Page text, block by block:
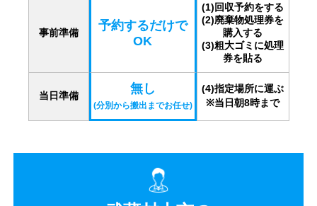
事前準備
予約するだけで
OK
(1)回収予約をする
(2)廃棄物処理券を
購入する
(3)粗大ゴミに処理
券を貼る
当日準備 無し
(分別から搬出までお任せ)
(4)指定場所に運ぶ
※当日朝8時まで